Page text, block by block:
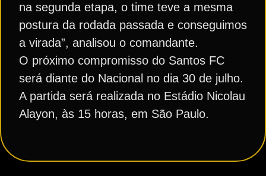
na segunda etapa, o time teve a mesma
postura da rodada passada e conseguimos
a virada”, analisou o comandante.
O próximo compromisso do Santos FC
será diante do Nacional no dia 30 de julho.
A partida será realizada no Estádio Nicolau
Alayon, às 15 horas, em São Paulo.